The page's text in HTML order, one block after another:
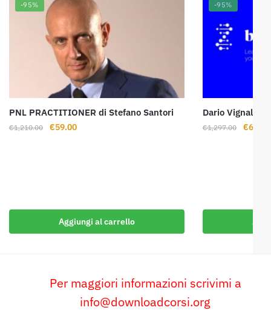
-95%
PNL PRACTITIONER di Stefano Santori
€1,210.00
Il
€59.00Il
Aggiungi al carrello
-95%
Dario Vignali –
€1,297.00
Il
€69.00
Per maggiori informazioni scrivimi a
info@downloadcorsi.org